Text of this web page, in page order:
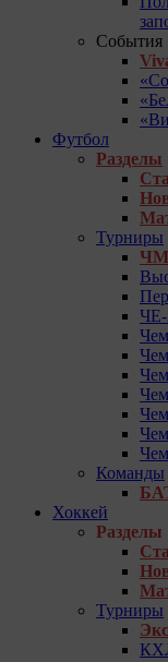
События
Футбол
Разделы
Турниры
ЧЕ-
Команды
Хоккей
Разделы
Турниры